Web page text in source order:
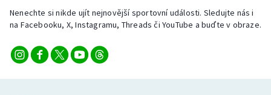
Nenechte si nikde ujít nejnovější sportovní události. Sledujte nás i
na Facebooku, X, Instagramu, Threads či YouTube a buďte v obraze.